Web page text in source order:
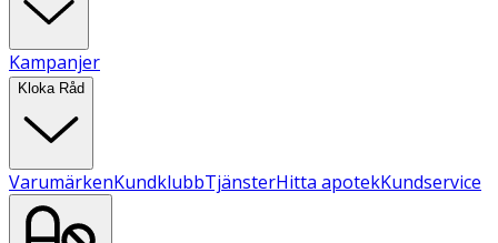
Kampanjer
Kloka Råd
VarumärkenKundklubbTjänsterHitta apotekKundservice